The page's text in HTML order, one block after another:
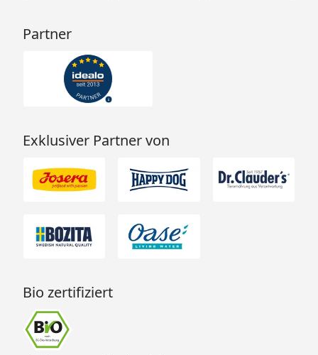
Partner
Exklusiver Partner von
Bio zertifiziert